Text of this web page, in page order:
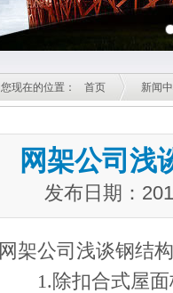
您现在的位置： 首页 新闻
网架公司浅
发布日期：
网架公司浅谈钢结
1.除扣合式屋面